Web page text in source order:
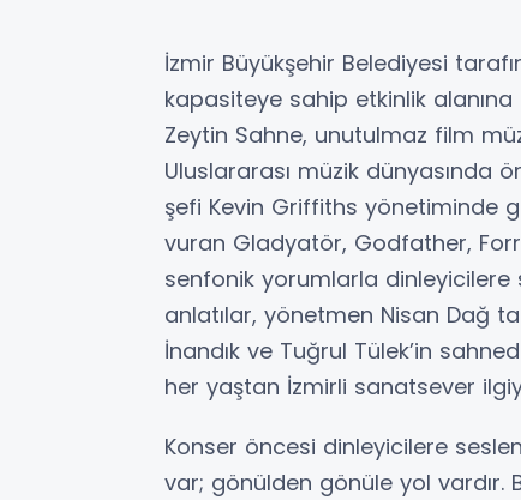
İzmir Büyükşehir Belediyesi
kapasiteye sahip etkinlik
Zeytin Sahne, unutulmaz film
Uluslararası müzik dünyasında
şefi Kevin Griffiths yönetiminde
vuran Gladyatör, Godfather,
senfonik yorumlarla dinleyicilere
anlatılar, yönetmen Nisan Dağ
İnandık ve Tuğrul Tülek’in
her yaştan İzmirli sanatsever
Konser öncesi dinleyicilere
var; gönülden gönüle yol vardır.